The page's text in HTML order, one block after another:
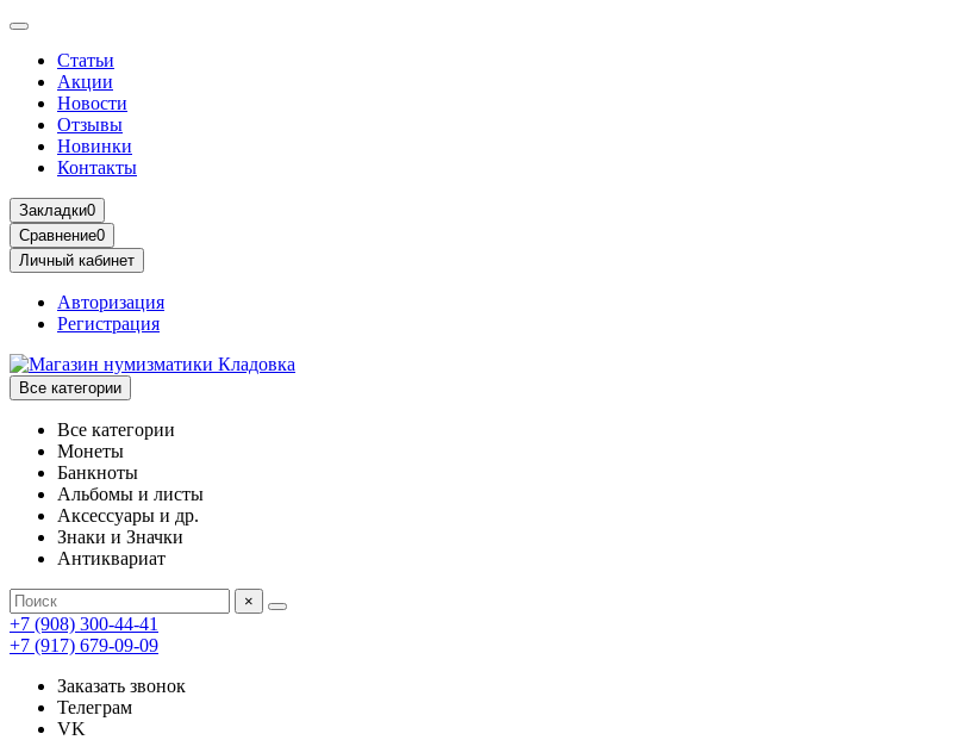
Статьи
Акции
Новости
Отзывы
Новинки
Контакты
Закладки0
Сравнение0
Личный кабинет
Авторизация
Регистрация
Все категории
Все категории
Монеты
Банкноты
Альбомы и листы
Аксессуары и др.
Знаки и Значки
Антиквариат
×
+7 (908) 300-44-41
+7 (917) 679-09-09
Заказать звонок
Телеграм
VK